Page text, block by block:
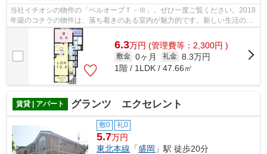
当社イチオシの物件の「ベルオーブＴ－Ⅲ」。ぜひ一度ご覧ください。2018
年築のコチラの物件は、落ち着きのある室内が魅力的です。新しい生活のス
タートにおすすめなのが、こちらのアパ...
6.3万円 (管理費等：2,300円 )
敷金 0ヶ月 礼金 8.3万円
1階 / 1LDK / 47.66㎡
賃貸 | アパート グランツ エクセレント
敷0 礼0
5.7万円
東北本線 「盛岡 」駅 徒歩20分